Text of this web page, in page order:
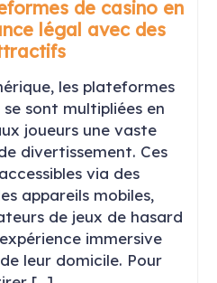
de casino en
légal avec des
les plateformes
sont multipliées en
joueurs une vaste
divertissement. Ces
via des
appareils mobiles,
de jeux de hasard
immersive
leur domicile. Pour